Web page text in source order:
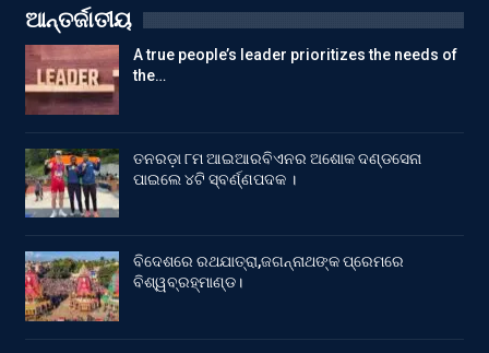
ଆନ୍ତର୍ଜାତୀୟ
A true people’s leader prioritizes the needs of
the…
ତନରଡ଼ା ୮ମ ଆଇଆରବିଏନର ଅଶୋକ ଦଣ୍ଡସେନା
ପାଇଲେ ୪ଟି ସ୍ବର୍ଣ୍ଣପଦକ ।
ବିଦେଶରେ ରଥଯାତ୍ରା,ଜଗନ୍ନାଥଙ୍କ ପ୍ରେମରେ
ବିଶ୍ୱବ୍ରହ୍ମାଣ୍ଡ।